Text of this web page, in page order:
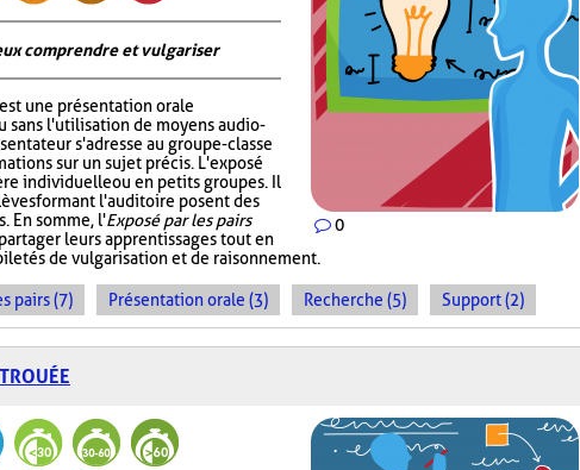
0
comprendre et vulgariser
une présentation orale
sans l'utilisation de moyens audio-
s'adresse au groupe-classe
sur un sujet précis. L'exposé
individuelle ou en petits groupes. Il
formant l'auditoire posent des
En somme, l'Exposé par les pairs
leurs apprentissages tout en
de vulgarisation et de raisonnement.
pairs (7) Présentation orale (3) Recherche (5) Support (2)